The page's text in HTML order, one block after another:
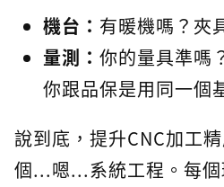
機台： 有暖機嗎？夾
量測： 你的量具準嗎
你跟品保是用同一個
說到底，提升CNC加工
個...嗯...系統工程。每個